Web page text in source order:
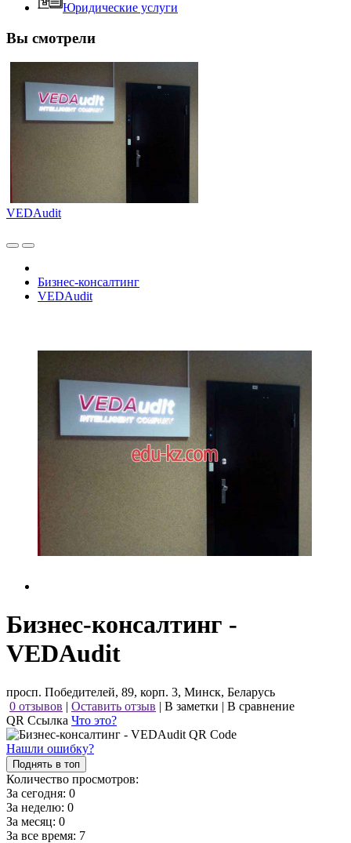
Юридические услуги
Вы смотрели
VEDAudit
Бизнес-консалтинг
VEDAudit
Бизнес-консалтинг -
VEDAudit
просп. Победителей, 89, корп. 3, Минск, Беларусь
0 отзывов | Оставить отзыв | В заметки | В сравнение
QR Ссылка Что это?
Нашли ошибку?
Поднять в топ
Количество просмотров:
За сегодня: 0
За неделю: 0
За месяц: 0
За все время: 7